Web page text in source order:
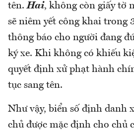
tên.Hai, không còn giấy tờ
sẽ niêm yết công khai trong
thông báo cho người đang
ký xe. Khi không có khiếu
quyết định xử phạt hành
tục sang tên.
Như vậy, biển số định danh
chủ được mặc định cho chủ